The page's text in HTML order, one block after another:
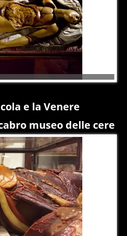
e la Venere
museo delle cere